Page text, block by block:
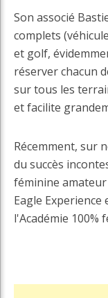
Son associé
complets
et golf,
réserver chacun
sur tous les
et facilite
Récemment, sur
du succès
féminine
Eagle
l'Académie 100%